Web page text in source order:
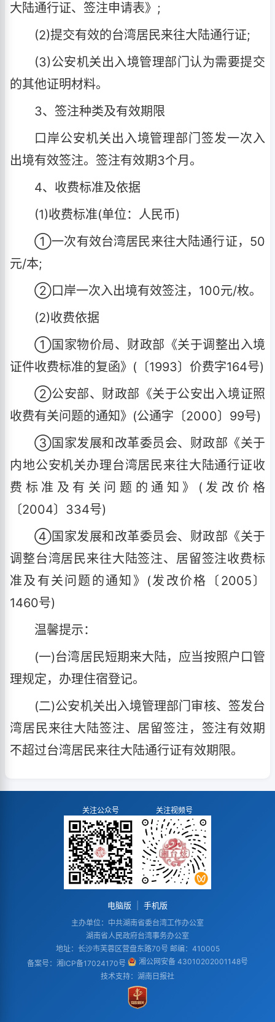
大陆通行证、签注申请表》;
(2)提交有效的台湾居民来往大陆通行证;
(3)公安机关出入境管理部门认为需要提交
的其他证明材料。
3、签注种类及有效期限
口岸公安机关出入境管理部门签发一次入
出境有效签注。签注有效期3个月。
4、收费标准及依据
(1)收费标准(单位：人民币)
①一次有效台湾居民来往大陆通行证，50
元/本;
②口岸一次入出境有效签注，100元/枚。
(2)收费依据
①国家物价局、财政部《关于调整出入境
证件收费标准的复函》(〔1993〕价费字164号)
②公安部、财政部《关于公安出入境证照
收费有关问题的通知》(公通字〔2000〕99号)
③国家发展和改革委员会、财政部《关于
内地公安机关办理台湾居民来往大陆通行证收
费标准及有关问题的通知》(发改价格
〔2004〕334号)
④国家发展和改革委员会、财政部《关于
调整台湾居民来往大陆签注、居留签注收费标
准及有关问题的通知》(发改价格〔2005〕
1460号)
温馨提示：
(一)台湾居民短期来大陆，应当按照户口管
理规定，办理住宿登记。
(二)公安机关出入境管理部门审核、签发台
湾居民来往大陆签注、居留签注，签注有效期
不超过台湾居民来往大陆通行证有效期限。
关注公众号 关注视频号
电脑版 手机版
主办单位：中共湖南省委台湾工作办公室
湖南省人民政府台湾事务办公室
地址：长沙市芙蓉区营盘东路70号 邮编：410005
备案号： 湘ICP备17024170号
湘公网安备 43010202001148号
技术支持：湖南日报社